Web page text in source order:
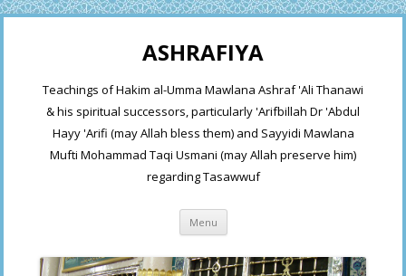
ASHRAFIYA
Teachings of Hakim al-Umma Mawlana Ashraf 'Ali Thanawi
& his spiritual successors, particularly 'Arifbillah Dr 'Abdul
Hayy 'Arifi (may Allah bless them) and Sayyidi Mawlana
Mufti Mohammad Taqi Usmani (may Allah preserve him)
regarding Tasawwuf
Menu Skip
content